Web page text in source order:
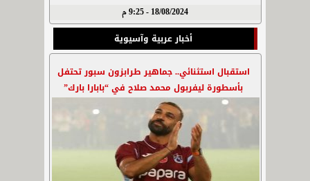
18/08/2024 - 9:25 م
أخبار عربية وآسيوية
استقبال استثنائي.. جماهير طرابزون سبور تحتفل
بأسطورة ليفربول محمد صلاح في “بابارا بارك”